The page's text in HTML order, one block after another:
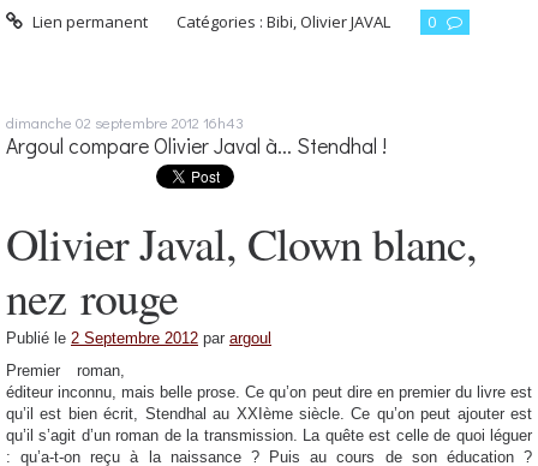
Lien permanent Catégories :Bibi,Olivier JAVAL 0
dimanche 02 septembre 2012 16h43
Argoul compare Olivier Javal à... Stendhal !
Olivier Javal, Clown blanc,
nez rouge
Publié le 2 Septembre 2012 par argoul
Premier roman,
éditeur inconnu, mais belle prose. Ce qu’on peut dire en premier du livre est
qu’il est bien écrit, Stendhal au XXIème siècle. Ce qu’on peut ajouter est
qu’il s’agit d’un roman de la transmission. La quête est celle de quoi léguer
: qu’a-t-on reçu à la naissance ? Puis au cours de son éducation ?